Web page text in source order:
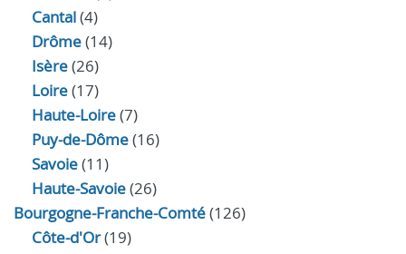
Cantal(4)
Drôme(14)
Isère(26)
Loire(17)
Haute-Loire(7)
Puy-de-Dôme(16)
Savoie(11)
Haute-Savoie(26)
Bourgogne-Franche-Comté(126)
Côte-d'Or(19)